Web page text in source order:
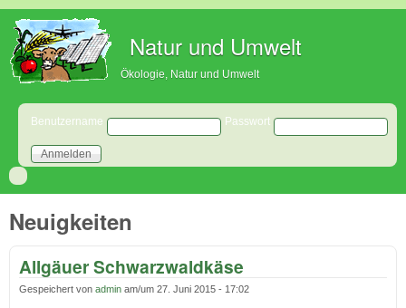
Natur und Umwelt
Ökologie, Natur und Umwelt
Benutzeranmeldung
Benutzername Passwort
Neuigkeiten
Allgäuer Schwarzwaldkäse
Gespeichert von admin am/um 27. Juni 2015 - 17:02